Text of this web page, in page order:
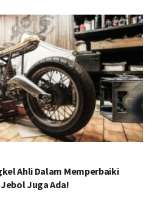
Ahli Dalam Memperbaiki
Juga Ada!